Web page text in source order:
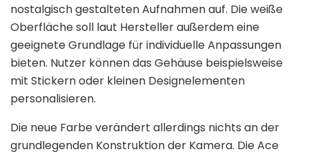
nostalgisch gestalteten Aufnahmen auf. Die weiße
Oberfläche soll laut Hersteller außerdem eine
geeignete Grundlage für individuelle Anpassungen
bieten. Nutzer können das Gehäuse beispielsweise
mit Stickern oder kleinen Designelementen
personalisieren.
Die neue Farbe verändert allerdings nichts an der
grundlegenden Konstruktion der Kamera. Die Ace